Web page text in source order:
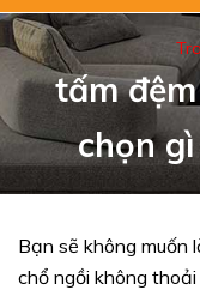
tấm
chọn
Bạn sẽ không muốn
chổ ngồi không